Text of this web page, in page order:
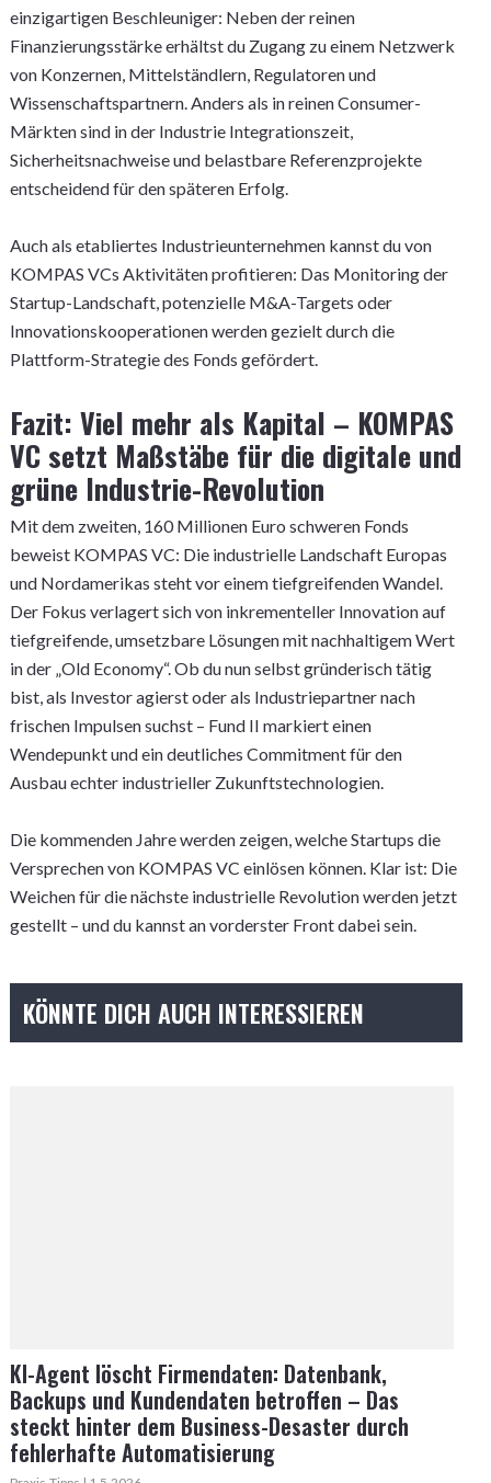
einzigartigen Beschleuniger: Neben der reinen
Finanzierungsstärke erhältst du Zugang zu einem Netzwerk
von Konzernen, Mittelständlern, Regulatoren und
Wissenschaftspartnern. Anders als in reinen Consumer-
Märkten sind in der Industrie Integrationszeit,
Sicherheitsnachweise und belastbare Referenzprojekte
entscheidend für den späteren Erfolg.
Auch als etabliertes Industrieunternehmen kannst du von
KOMPAS VCs Aktivitäten profitieren: Das Monitoring der
Startup-Landschaft, potenzielle M&A-Targets oder
Innovationskooperationen werden gezielt durch die
Plattform-Strategie des Fonds gefördert.
Fazit: Viel mehr als Kapital – KOMPAS
VC setzt Maßstäbe für die digitale und
grüne Industrie-Revolution
Mit dem zweiten, 160 Millionen Euro schweren Fonds
beweist KOMPAS VC: Die industrielle Landschaft Europas
und Nordamerikas steht vor einem tiefgreifenden Wandel.
Der Fokus verlagert sich von inkrementeller Innovation auf
tiefgreifende, umsetzbare Lösungen mit nachhaltigem Wert
in der „Old Economy“. Ob du nun selbst gründerisch tätig
bist, als Investor agierst oder als Industriepartner nach
frischen Impulsen suchst – Fund II markiert einen
Wendepunkt und ein deutliches Commitment für den
Ausbau echter industrieller Zukunftstechnologien.
Die kommenden Jahre werden zeigen, welche Startups die
Versprechen von KOMPAS VC einlösen können. Klar ist: Die
Weichen für die nächste industrielle Revolution werden jetzt
gestellt – und du kannst an vorderster Front dabei sein.
KÖNNTE DICH AUCH INTERESSIEREN
KI-Agent löscht Firmendaten: Datenbank,
Backups und Kundendaten betroffen – Das
steckt hinter dem Business-Desaster durch
fehlerhafte Automatisierung